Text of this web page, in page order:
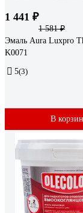
1 441 ₽
1 581 ₽
Эмаль Aura Luxpro
K0071
5(3)
В